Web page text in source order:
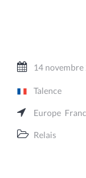
14 novembre
Talence
Europe
Relais